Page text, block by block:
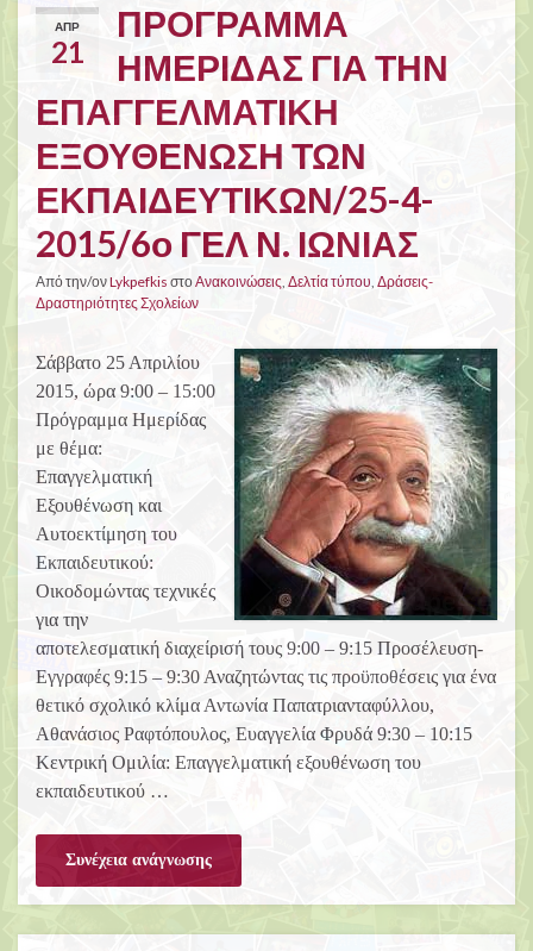
ΑΠΡ
21
ΠΡΟΓΡΑΜΜΑ
ΗΜΕΡΙΔΑΣ ΓΙΑ ΤΗΝ
ΕΠΑΓΓΕΛΜΑΤΙΚΗ
ΕΞΟΥΘΕΝΩΣΗ ΤΩΝ
ΕΚΠΑΙΔΕΥΤΙΚΩΝ/25-4-
2015/6ο ΓΕΛ Ν. ΙΩΝΙΑΣ
Από την/ονLykpefkis στοΑνακοινώσεις, Δελτία τύπου, Δράσεις-
Δραστηριότητες Σχολείων
Σάββατο 25 Απριλίου
2015, ώρα 9:00 – 15:00
Πρόγραμμα Ημερίδας
με θέμα:
Επαγγελματική
Εξουθένωση και
Αυτοεκτίμηση του
Εκπαιδευτικού:
Οικοδομώντας τεχνικές
για την
αποτελεσματική διαχείρισή τους 9:00 – 9:15 Προσέλευση-
Εγγραφές 9:15 – 9:30 Αναζητώντας τις προϋποθέσεις για ένα
θετικό σχολικό κλίμα Αντωνία Παπατριανταφύλλου,
Αθανάσιος Ραφτόπουλος, Ευαγγελία Φρυδά 9:30 – 10:15
Κεντρική Ομιλία: Επαγγελματική εξουθένωση του
εκπαιδευτικού …
Συνέχεια ανάγνωσης